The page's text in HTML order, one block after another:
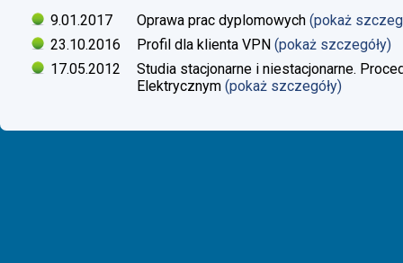
9.01.2017 Oprawa prac dyplomowych (pokaż
23.10.2016
Profil dla klienta VPN (pokaż szczegóły)
17.05.2012
Studia stacjonarne i niestacjonarne.
Elektrycznym (pokaż szczegóły)